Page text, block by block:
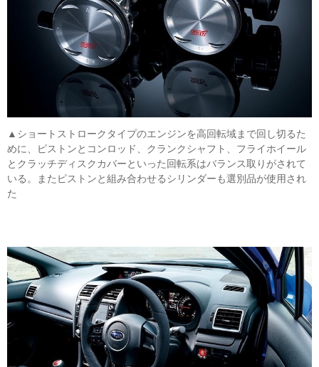
▲ショートストロークタイプのエンジンを高回転域まで回し切るた
めに、ピストンとコンロッド、クランクシャフト、フライホイール
とクラッチディスクカバーといった回転系はバランス取りがされて
いる。またピストンと組み合わせるシリンダーも選別品が使用され
た